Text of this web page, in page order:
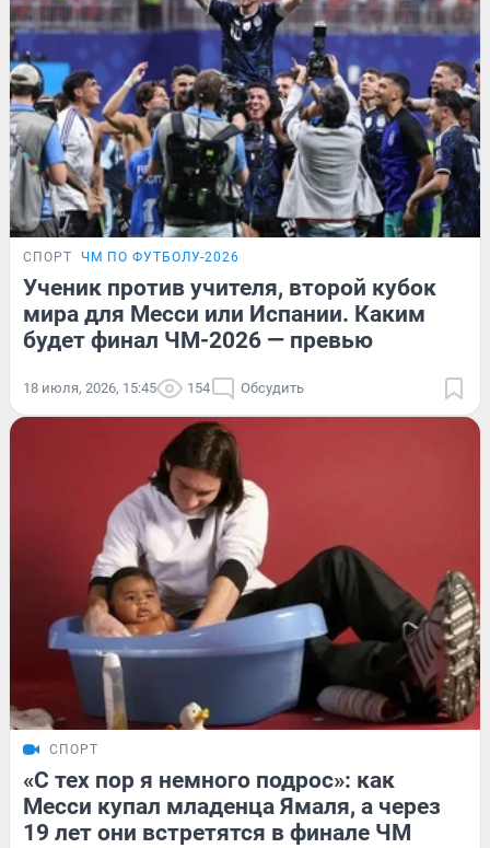
СПОРТ ЧМ ПО ФУТБОЛУ-2026
Ученик против учителя, второй кубок
мира для Месси или Испании. Каким
будет финал ЧМ-2026 — превью
18 июля, 2026, 15:45 154 Обсудить
СПОРТ
«С тех пор я немного подрос»: как
Месси купал младенца Ямаля, а через
19 лет они встретятся в финале ЧМ